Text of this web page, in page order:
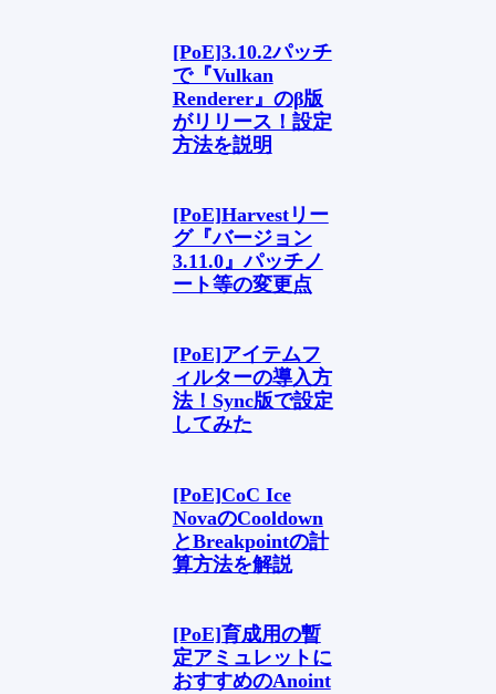
[PoE]3.10.2パッチ
で『Vulkan
Renderer』のβ版
がリリース！設定
方法を説明
[PoE]Harvestリー
グ『バージョン
3.11.0』パッチノ
ート等の変更点
[PoE]アイテムフ
ィルターの導入方
法！Sync版で設定
してみた
[PoE]CoC Ice
NovaのCooldown
とBreakpointの計
算方法を解説
[PoE]育成用の暫
定アミュレットに
おすすめのAnoint